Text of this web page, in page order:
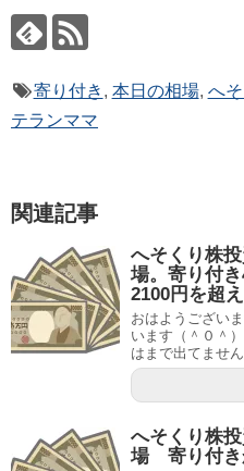
寄り付き , 本日の相場, へ
テランママ
関連記事
へそくり株
場。寄り付
2100円を超
おはようござい
います（＾０＾
はまで出てませ
へそくり株
場 寄り付き